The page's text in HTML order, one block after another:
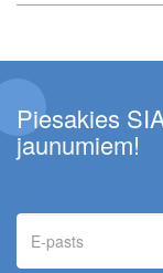
Piesakies
jaunumiem!
pasts